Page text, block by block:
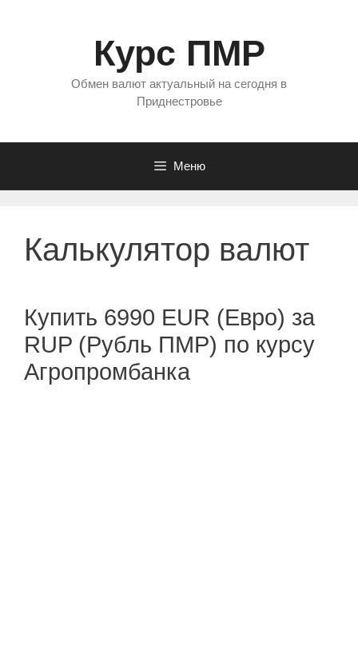
Курс ПМР
Обмен валют актуальный на сегодня в
Приднестровье
Меню
Калькулятор валют
Купить 6990 EUR (Евро) за
RUP (Рубль ПМР) по курсу
Агропромбанка